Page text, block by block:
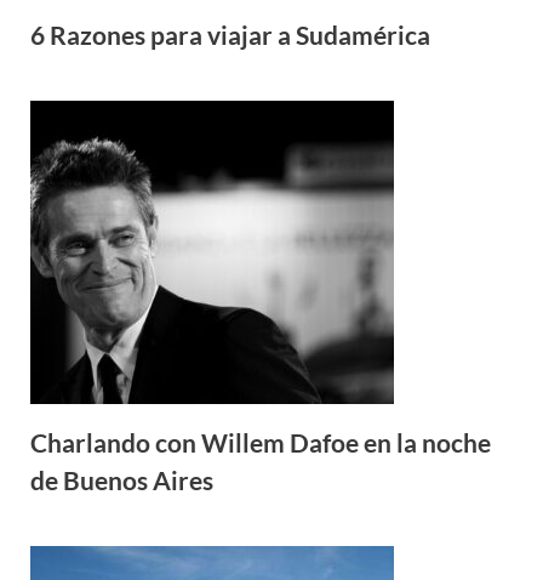
6 Razones para viajar a Sudamérica
Charlando con Willem Dafoe en la noche
de Buenos Aires